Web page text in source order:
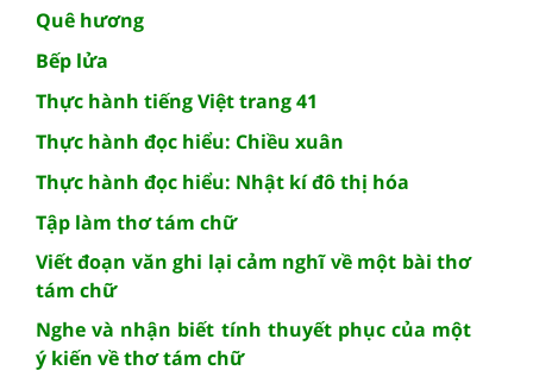
Quê hương
Bếp lửa
Thực hành tiếng Việt trang 41
Thực hành đọc hiểu: Chiều xuân
Thực hành đọc hiểu: Nhật kí đô thị hóa
Tập làm thơ tám chữ
Viết đoạn văn ghi lại cảm nghĩ về một bài thơ
tám chữ
Nghe và nhận biết tính thuyết phục của một
ý kiến về thơ tám chữ